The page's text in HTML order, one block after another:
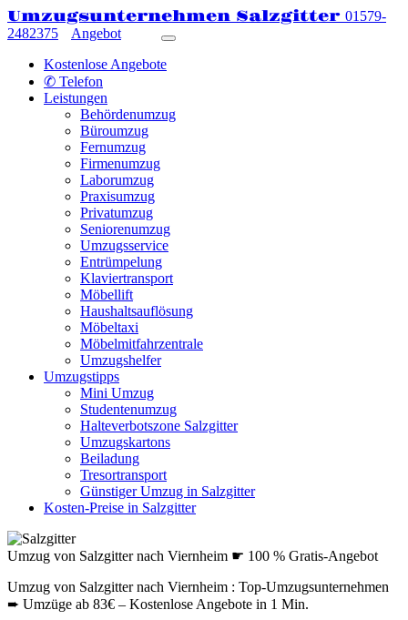
Umzugsunternehmen Salzgitter 01579-
2482375
Angebot
Kostenlose Angebote
✆ Telefon
Leistungen
Behördenumzug
Büroumzug
Fernumzug
Firmenumzug
Laborumzug
Praxisumzug
Privatumzug
Seniorenumzug
Umzugsservice
Entrümpelung
Klaviertransport
Möbellift
Haushaltsauflösung
Möbeltaxi
Möbelmitfahrzentrale
Umzugshelfer
Umzugstipps
Mini Umzug
Studentenumzug
Halteverbotszone Salzgitter
Umzugskartons
Beiladung
Tresortransport
Günstiger Umzug in Salzgitter
Kosten-Preise in Salzgitter
Umzug von Salzgitter nach Viernheim ☛ 100 % Gratis-Angebot
Umzug von Salzgitter nach Viernheim : Top-Umzugsunternehmen
➨ Umzüge ab 83€ – Kostenlose Angebote in 1 Min.